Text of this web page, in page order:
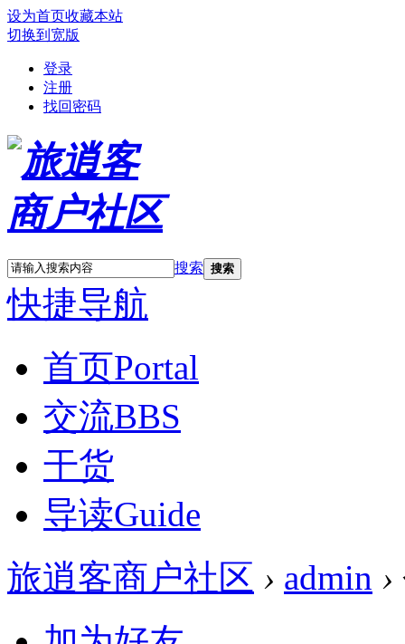
设为首页收藏本站
切换到宽版
登录
注册
找回密码
搜索 搜索
快捷导航
首页Portal
交流BBS
干货
导读Guide
旅逍客商户社区 › admin ›